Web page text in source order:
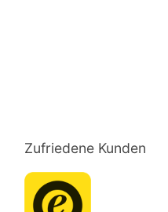
Zufriedene Kunden